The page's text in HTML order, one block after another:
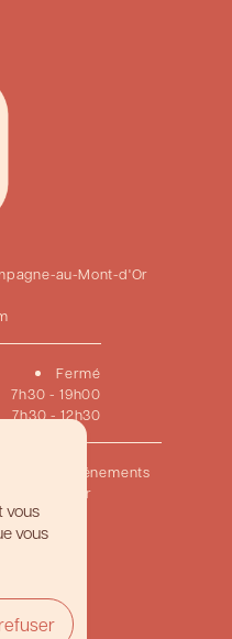
au-Mont-d'Or
Fermé
7h30 - 19h00
7h30 - 12h30
Événements
contacter
de gamme
de qualité
mesure
vous
vous